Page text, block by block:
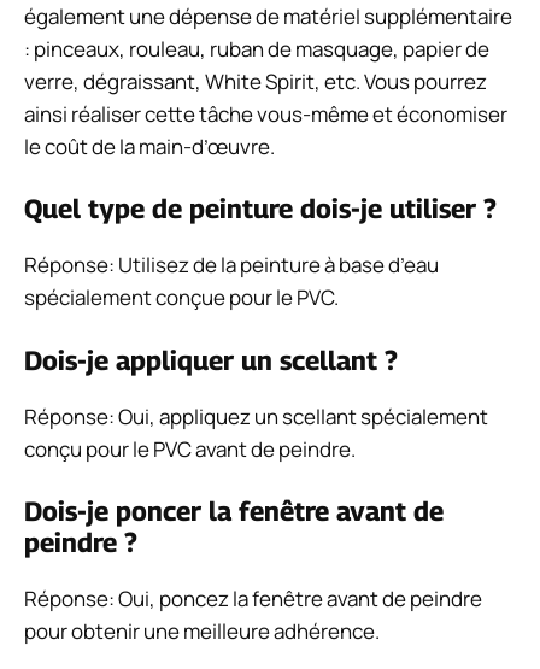
également une dépense de matériel supplémentaire
: pinceaux, rouleau, ruban de masquage, papier de
verre, dégraissant, White Spirit, etc. Vous pourrez
ainsi réaliser cette tâche vous-même et économiser
le coût de la main-d’œuvre.
Quel type de peinture dois-je utiliser ?
Réponse: Utilisez de la peinture à base d’eau
spécialement conçue pour le PVC.
Dois-je appliquer un scellant ?
Réponse: Oui, appliquez un scellant spécialement
conçu pour le PVC avant de peindre.
Dois-je poncer la fenêtre avant de
peindre ?
Réponse: Oui, poncez la fenêtre avant de peindre
pour obtenir une meilleure adhérence.